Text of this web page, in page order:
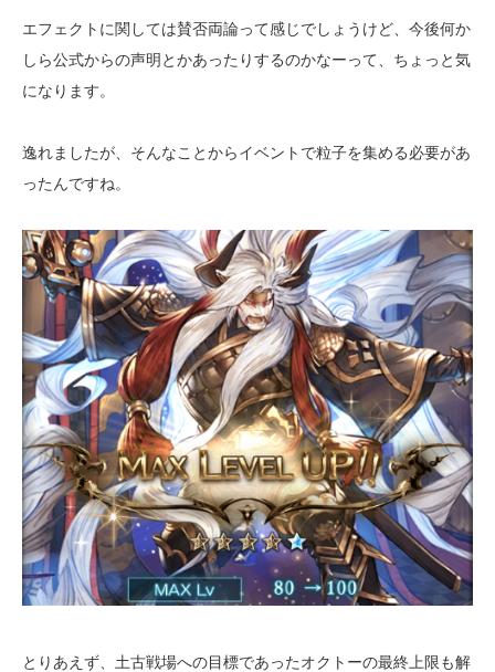
エフェクトに関しては賛否両論って感じでしょうけど、今後何か
しら公式からの声明とかあったりするのかなーって、ちょっと気
になります。
逸れましたが、そんなことからイベントで粒子を集める必要があ
ったんですね。
とりあえず、土古戦場への目標であったオクトーの最終上限も解